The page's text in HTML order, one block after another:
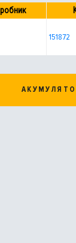
151872